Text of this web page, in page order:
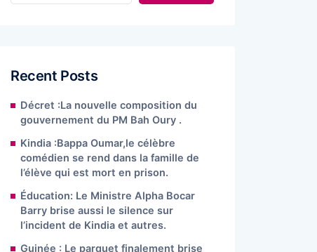
Recent Posts
Décret :La nouvelle composition du
gouvernement du PM Bah Oury .
Kindia :Bappa Oumar,le célèbre
comédien se rend dans la famille de
l’élève qui est mort en prison.
Éducation: Le Ministre Alpha Bocar
Barry brise aussi le silence sur
l’incident de Kindia et autres.
Guinée : Le parquet finalement brise